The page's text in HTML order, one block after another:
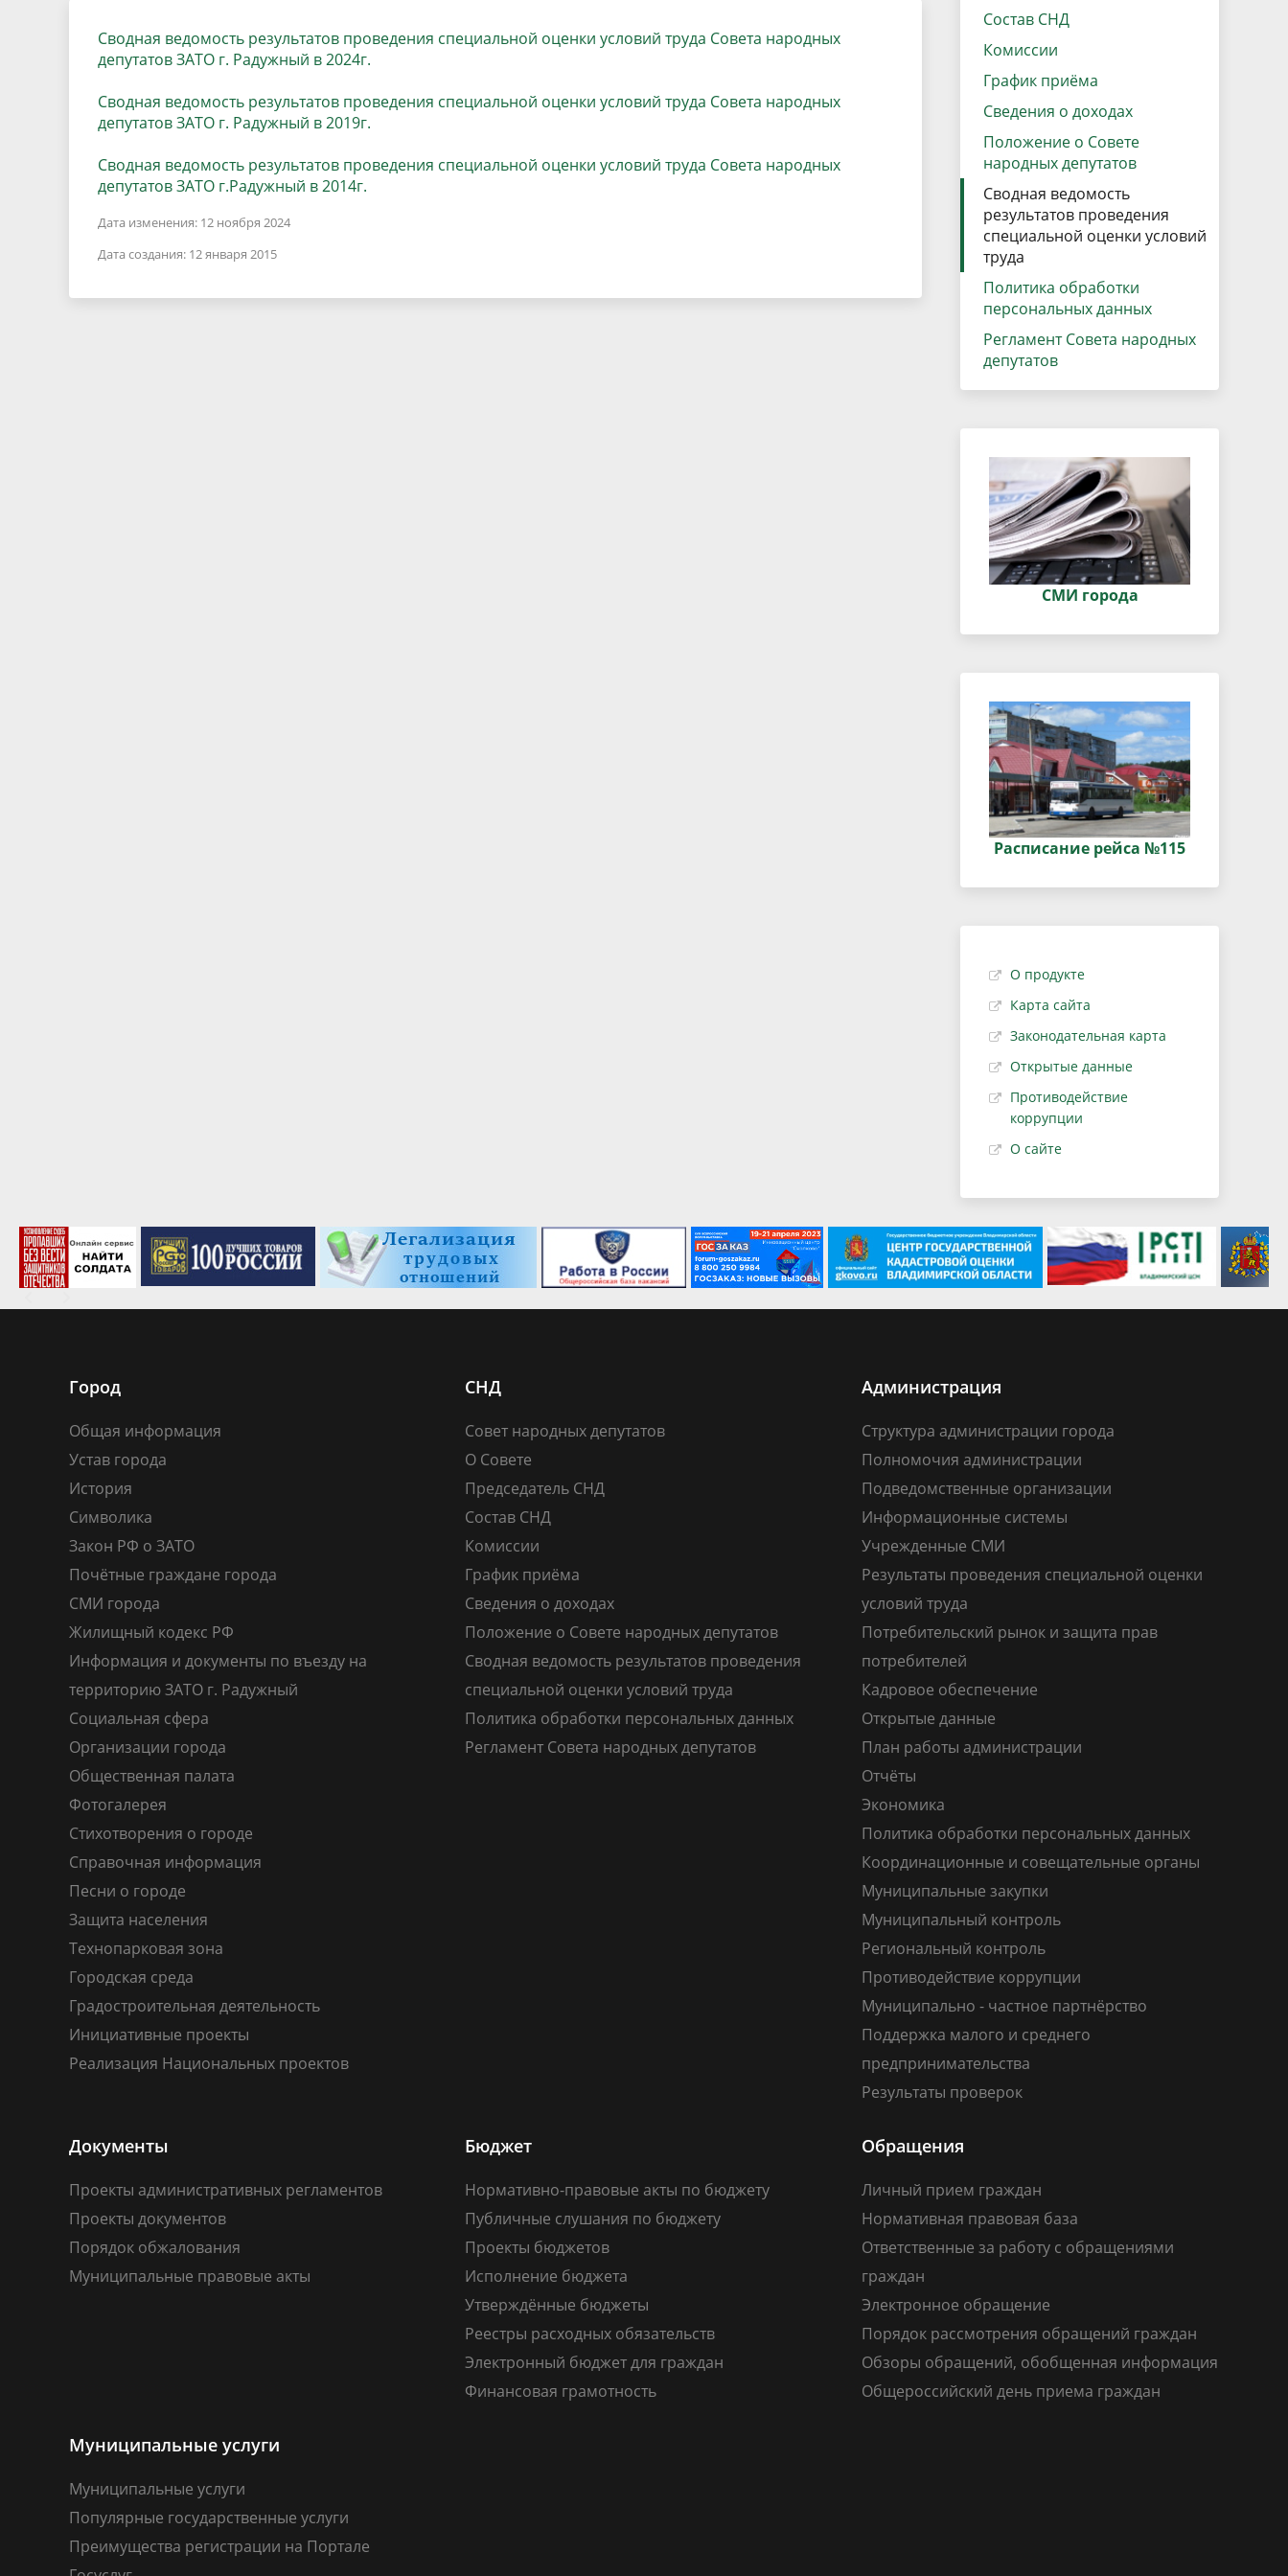
Городская среда
Градостроительная деятельность
Инициативные проекты
условий труда
Координационные и совещательные
Муниципальные закупки Муниципальный контроль
Региональный контроль
партнёрство
Поддержка малого и среднего
предпринимательства
Сводная ведомость результатов проведения специальной оценки условий труда Совета народных
депутатов ЗАТО г. Радужный в 2024г.
Сводная ведомость результатов проведения специальной оценки условий труда Совета народных
депутатов ЗАТО г. Радужный в 2019г.
Сводная ведомость результатов проведения специальной оценки условий труда Совета народных
депутатов ЗАТО г.Радужный в 2014г.
Дата изменения: 12 ноября 2024
Дата создания: 12 января 2015
Состав СНД
Комиссии
График приёма
Сведения о доходах
Положение о Совете
народных депутатов
Сводная ведомость
результатов проведения
специальной оценки условий
труда
Политика обработки
персональных данных
Регламент Совета народных
депутатов
СМИ города
Расписание рейса №115
О продукте
Карта сайта
Законодательная карта
Открытые данные
Противодействие
коррупции
О сайте
Город
Общая информация
Устав города
История
Символика
Закон РФ о ЗАТО
Почётные граждане города
СМИ города
Жилищный кодекс РФ
Информация и документы по въезду на
территорию ЗАТО г. Радужный
Социальная сфера
Организации города
Общественная палата
Фотогалерея
Стихотворения о городе
Справочная информация
Песни о городе
Защита населения
Технопарковая зона
Городская среда
Градостроительная деятельность
Инициативные проекты
Реализация Национальных проектов
СНД
Совет народных депутатов
О Совете
Председатель СНД
Состав СНД
Комиссии
График приёма
Сведения о доходах
Положение о Совете народных депутатов
Сводная ведомость результатов проведения
специальной оценки условий труда
Политика обработки персональных данных
Регламент Совета народных депутатов
Администрация
Структура администрации города
Полномочия администрации
Подведомственные организации
Информационные системы
Учрежденные СМИ
Результаты проведения специальной оценки
условий труда
Потребительский рынок и защита прав
потребителей
Кадровое обеспечение
Открытые данные
План работы администрации
Отчёты
Экономика
Политика обработки персональных данных
Координационные и совещательные органы
Муниципальные закупки
Муниципальный контроль
Региональный контроль
Противодействие коррупции
Муниципально - частное партнёрство
Поддержка малого и среднего
предпринимательства
Результаты проверок
Документы
Проекты административных регламентов
Проекты документов
Порядок обжалования
Муниципальные правовые акты
Бюджет
Нормативно-правовые акты по бюджету
Публичные слушания по бюджету
Проекты бюджетов
Исполнение бюджета
Утверждённые бюджеты
Реестры расходных обязательств
Электронный бюджет для граждан
Финансовая грамотность
Обращения
Личный прием граждан
Нормативная правовая база
Ответственные за работу с обращениями
граждан
Электронное обращение
Порядок рассмотрения обращений граждан
Обзоры обращений, обобщенная информация
Общероссийский день приема граждан
Муниципальные услуги
Муниципальные услуги
Популярные государственные услуги
Преимущества регистрации на Портале